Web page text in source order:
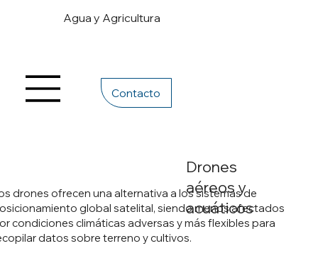
Agua y Agricultura
Contacto
Drones
aéreos y
acuáticos
drones ofrecen una alternativa a los sistemas de
global satelital, siendo menos afectados
condiciones climáticas adversas y más flexibles para
datos sobre terreno y cultivos.